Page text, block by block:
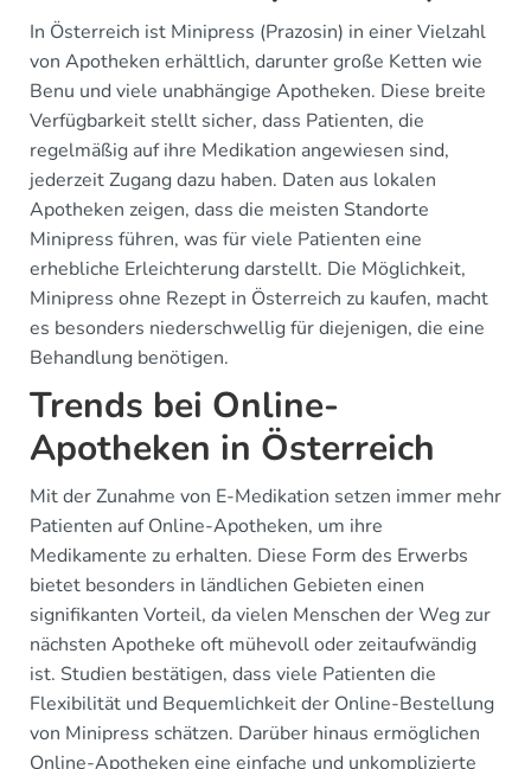
In Österreich ist Minipress (Prazosin) in einer Vielzahl
von Apotheken erhältlich, darunter große Ketten wie
Benu und viele unabhängige Apotheken. Diese breite
Verfügbarkeit stellt sicher, dass Patienten, die
regelmäßig auf ihre Medikation angewiesen sind,
jederzeit Zugang dazu haben. Daten aus lokalen
Apotheken zeigen, dass die meisten Standorte
Minipress führen, was für viele Patienten eine
erhebliche Erleichterung darstellt. Die Möglichkeit,
Minipress ohne Rezept in Österreich zu kaufen, macht
es besonders niederschwellig für diejenigen, die eine
Behandlung benötigen.
Trends bei Online-
Apotheken in Österreich
Mit der Zunahme von E-Medikation setzen immer mehr
Patienten auf Online-Apotheken, um ihre
Medikamente zu erhalten. Diese Form des Erwerbs
bietet besonders in ländlichen Gebieten einen
signifikanten Vorteil, da vielen Menschen der Weg zur
nächsten Apotheke oft mühevoll oder zeitaufwändig
ist. Studien bestätigen, dass viele Patienten die
Flexibilität und Bequemlichkeit der Online-Bestellung
von Minipress schätzen. Darüber hinaus ermöglichen
Online-Apotheken eine einfache und unkomplizierte